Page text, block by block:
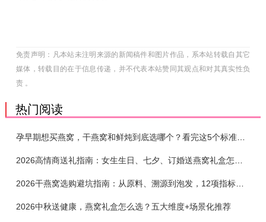
免责声明：凡本站未注明来源的新闻稿件和图片作品，系本站转载自其它
媒体，转载目的在于信息传递，并不代表本站赞同其观点和对其真实性负
责 。
热门阅读
孕早期想买燕窝，干燕窝和鲜炖到底选哪个？看完这5个标准再下单
2026干燕窝选购避坑指南：从原料、溯源到泡发，12项指标判断靠谱燕窝
2026中秋送健康，燕窝礼盒怎么选？五大维度+场景化推荐